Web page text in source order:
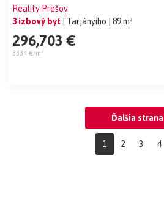
Reality Prešov
3 izbový byt
| Tarjányiho | 89 m²
296,703 €
3334 €/m²
Ďalšia strana
1 2 3 4